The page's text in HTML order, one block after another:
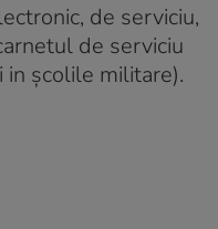
de serviciu,
de serviciu
școlile militare).